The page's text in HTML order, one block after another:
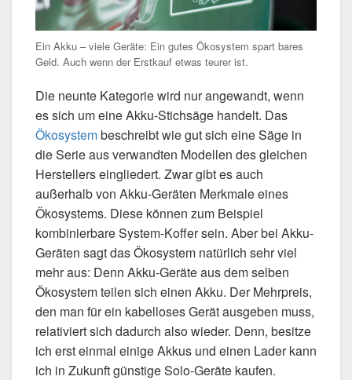
Ein Akku – viele Geräte: Ein gutes Ökosystem spart bares
Geld. Auch wenn der Erstkauf etwas teurer ist.
Die neunte Kategorie wird nur angewandt, wenn
es sich um eine Akku-Stichsäge handelt. Das
Ökosystembeschreibt wie gut sich eine Säge in
die Serie aus verwandten Modellen des gleichen
Herstellers eingliedert. Zwar gibt es auch
außerhalb von Akku-Geräten Merkmale eines
Ökosystems. Diese können zum Beispiel
kombinierbare System-Koffer sein. Aber bei Akku-
Geräten sagt das Ökosystem natürlich sehr viel
mehr aus: Denn Akku-Geräte aus dem selben
Ökosystem teilen sich einen Akku. Der Mehrpreis,
den man für ein kabelloses Gerät ausgeben muss,
relativiert sich dadurch also wieder. Denn, besitze
ich erst einmal einige Akkus und einen Lader kann
ich in Zukunft günstige Solo-Geräte kaufen.